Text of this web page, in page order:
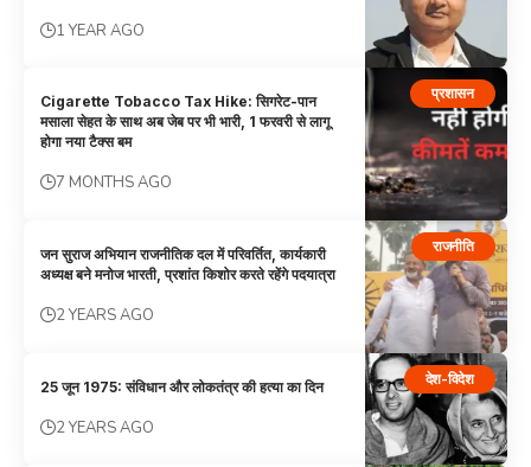
1 YEAR AGO
प्रशासन
Cigarette Tobacco Tax Hike: सिगरेट-पान
मसाला सेहत के साथ अब जेब पर भी भारी, 1 फरवरी से लागू
होगा नया टैक्स बम
7 MONTHS AGO
राजनीति
जन सुराज अभियान राजनीतिक दल में परिवर्तित, कार्यकारी
अध्यक्ष बने मनोज भारती, प्रशांत किशोर करते रहेंगे पदयात्रा
2 YEARS AGO
देश-विदेश
25 जून 1975: संविधान और लोकतंत्र की हत्या का दिन
2 YEARS AGO